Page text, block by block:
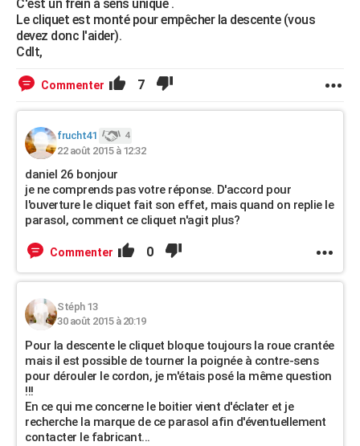
C'est un frein à sens unique .
Le cliquet est monté pour empêcher la descente (vous
devez donc l'aider).
Cdlt,
Commenter 7
frucht41 4
22 août 2015 à 12:32
daniel 26 bonjour
je ne comprends pas votre réponse. D'accord pour
l'ouverture le cliquet fait son effet, mais quand on replie le
parasol, comment ce cliquet n'agit plus?
Commenter 0
Stéph 13
30 août 2015 à 20:19
Pour la descente le cliquet bloque toujours la roue crantée
mais il est possible de tourner la poignée à contre-sens
pour dérouler le cordon, je m'étais posé la même question
!!!
En ce qui me concerne le boitier vient d'éclater et je
recherche la marque de ce parasol afin d'éventuellement
contacter le fabricant...